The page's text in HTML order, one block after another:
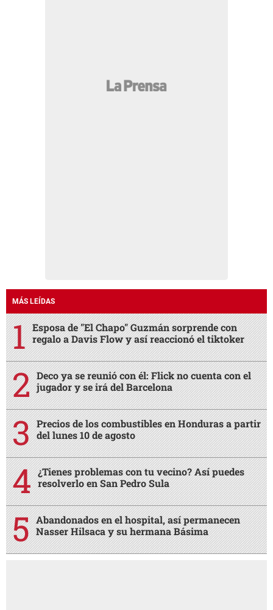
MÁS LEÍDAS
Esposa de "El Chapo" Guzmán sorprende con
regalo a Davis Flow y así reaccionó el tiktoker
Deco ya se reunió con él: Flick no cuenta con el
jugador y se irá del Barcelona
Precios de los combustibles en Honduras a partir
del lunes 10 de agosto
¿Tienes problemas con tu vecino? Así puedes
resolverlo en San Pedro Sula
Abandonados en el hospital, así permanecen
Nasser Hilsaca y su hermana Básima